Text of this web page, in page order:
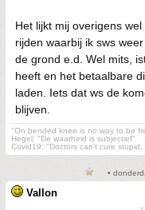
Het lijkt mij overigens
rijden waarbij ik sws
de grond e.d. Wel mits,
heeft en het betaalbare
laden. Iets dat ws de
blijven.
"On bended knee is no way to be
Hegel: "De waarheid is subjectief"
Covid19: "Doctors can’t cure
•
Vallon